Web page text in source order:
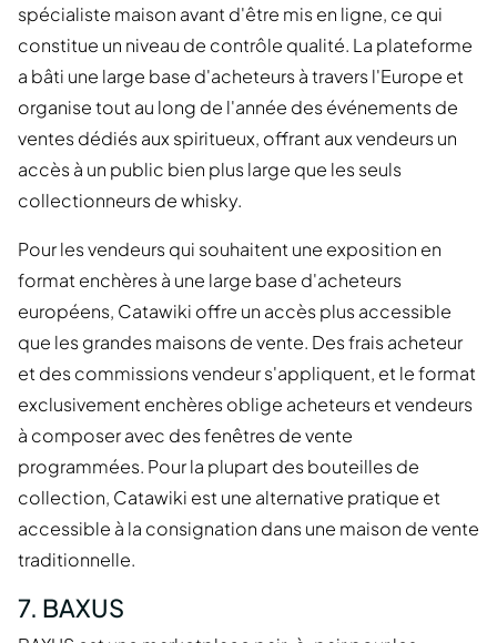
spécialiste maison avant d'être mis en ligne, ce qui
constitue un niveau de contrôle qualité. La plateforme
a bâti une large base d'acheteurs à travers l'Europe et
organise tout au long de l'année des événements de
ventes dédiés aux spiritueux, offrant aux vendeurs un
accès à un public bien plus large que les seuls
collectionneurs de whisky.
Pour les vendeurs qui souhaitent une exposition en
format enchères à une large base d'acheteurs
européens, Catawiki offre un accès plus accessible
que les grandes maisons de vente. Des frais acheteur
et des commissions vendeur s'appliquent, et le format
exclusivement enchères oblige acheteurs et vendeurs
à composer avec des fenêtres de vente
programmées. Pour la plupart des bouteilles de
collection, Catawiki est une alternative pratique et
accessible à la consignation dans une maison de vente
traditionnelle.
7. BAXUS